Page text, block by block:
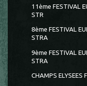
11ème FESTIVAL
STR
8ème FESTIVAL
STRA
9ème FESTIVAL
STRA
CHAMPS ELYSEES